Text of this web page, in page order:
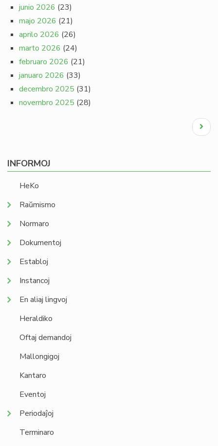
junio 2026 (23)
majo 2026 (21)
aprilo 2026 (26)
marto 2026 (24)
februaro 2026 (21)
januaro 2026 (33)
decembro 2025 (31)
novembro 2025 (28)
Next
page
INFORMOJ
HeKo
Raŭmismo
Normaro
Dokumentoj
Establoj
Instancoj
En aliaj lingvoj
Heraldiko
Oftaj demandoj
Mallongigoj
Kantaro
Eventoj
Periodaĵoj
Terminaro